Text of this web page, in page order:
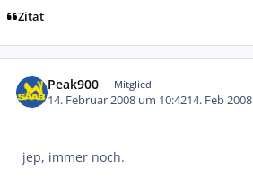
Zitat
Peak900 Mitglied
14. Februar 2008 um 10:4214. Feb 2008
jep, immer noch.